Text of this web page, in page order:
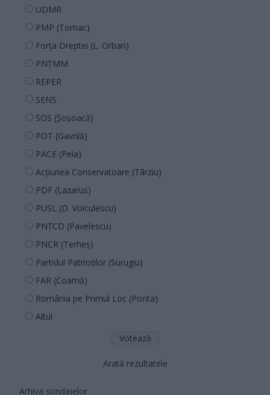
UDMR
PMP (Tomac)
Forța Dreptei (L. Orban)
PNȚMM
REPER
SENS
SOS (Șoșoacă)
POT (Gavrilă)
PACE (Peia)
Acțiunea Conservatoare (Târziu)
PDF (Lazarus)
PUSL (D. Voiculescu)
PNȚCD (Pavelescu)
PNCR (Terheș)
Partidul Patrioților (Surugiu)
FAR (Coarnă)
România pe Primul Loc (Ponta)
Altul
Arată rezultatele
Arhiva sondajelor